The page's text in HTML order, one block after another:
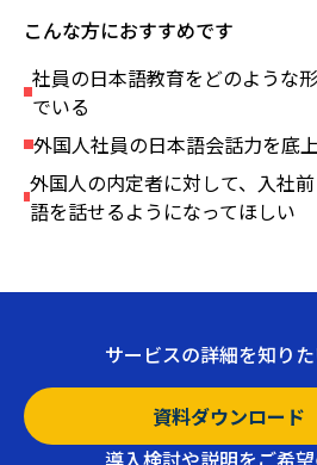
こんな方におすすめです
社員の日本語教育をどのような
でいる
外国人社員の日本語会話力を底
外国人の内定者に対して、入社
語を話せるようになってほしい
サービスの詳細を知り
資料ダウンロード
導入検討や説明をご希